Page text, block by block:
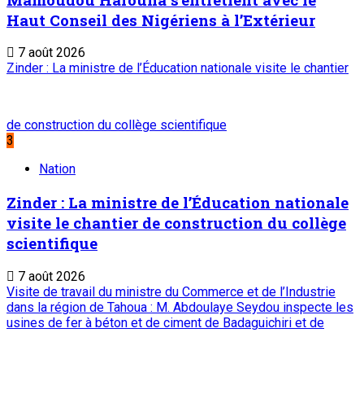
Haut Conseil des Nigériens à l’Extérieur
7 août 2026
Zinder : La ministre de l’Éducation nationale visite le chantier
de construction du collège scientifique
3
Nation
Zinder : La ministre de l’Éducation nationale
visite le chantier de construction du collège
scientifique
7 août 2026
Visite de travail du ministre du Commerce et de l’Industrie
dans la région de Tahoua : M. Abdoulaye Seydou inspecte les
usines de fer à béton et de ciment de Badaguichiri et de